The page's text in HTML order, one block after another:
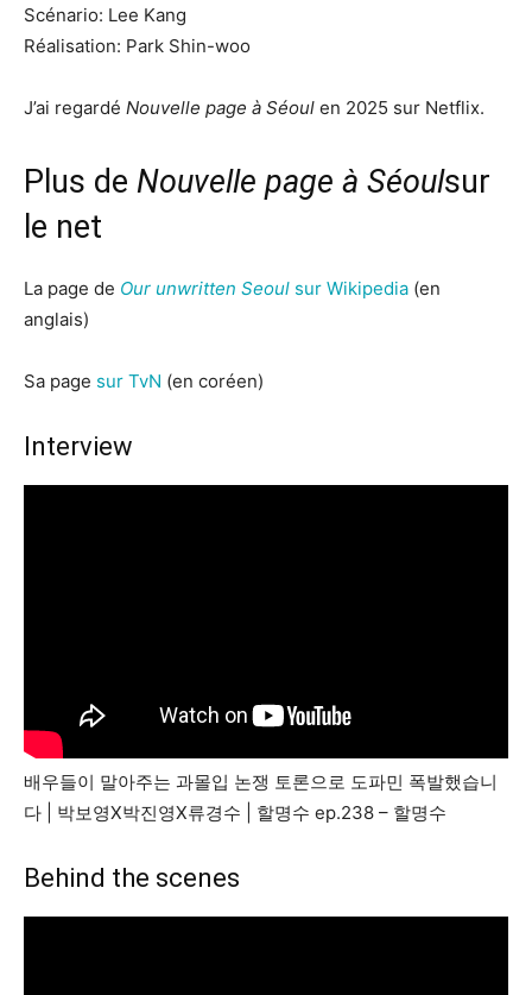
Scénario: Lee Kang
Réalisation: Park Shin-woo
J’ai regardé Nouvelle page à Séoul en 2025 sur Netflix.
Plus de Nouvelle page à Séoulsur
le net
La page de Our unwritten Seoul sur Wikipedia (en
anglais)
Sa page sur TvN (en coréen)
Interview
배우들이 말아주는 과몰입 논쟁 토론으로 도파민 폭발했습니
다 | 박보영X박진영X류경수 | 할명수 ep.238 – 할명수
Behind the scenes